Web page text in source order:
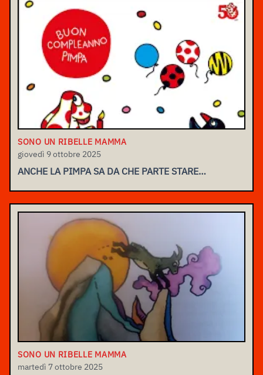
SONO UN RIBELLE MAMMA
giovedì 9 ottobre 2025
ANCHE LA PIMPA SA DA CHE PARTE STARE…
SONO UN RIBELLE MAMMA
martedì 7 ottobre 2025